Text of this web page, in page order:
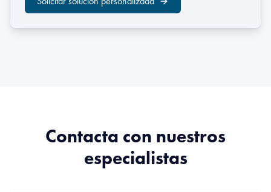
Contacta con nuestros
especialistas